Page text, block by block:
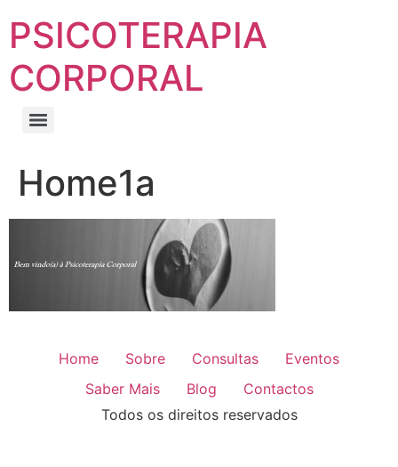
PSICOTERAPIA
CORPORAL
Home1a
Home Sobre Consultas
Eventos
Saber Mais
Blog
Contactos
Todos os direitos reservados